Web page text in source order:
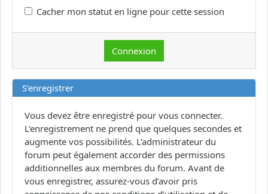
Cacher mon statut en ligne pour cette session
S’enregistrer
Vous devez être enregistré pour vous connecter.
L’enregistrement ne prend que quelques secondes et
augmente vos possibilités. L’administrateur du
forum peut également accorder des permissions
additionnelles aux membres du forum. Avant de
vous enregistrer, assurez-vous d’avoir pris